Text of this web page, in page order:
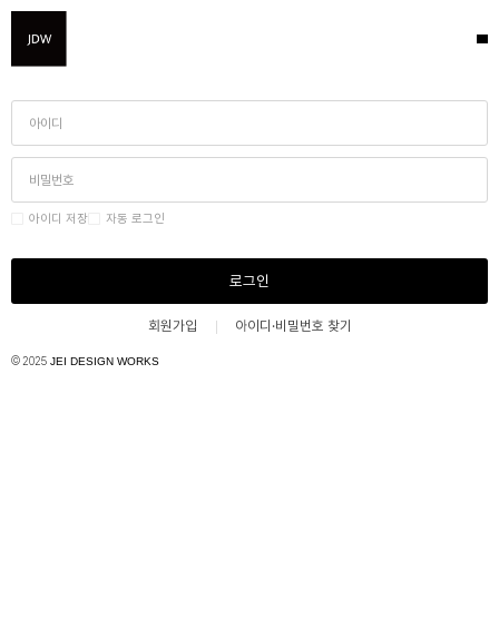
아이디 저장 자동 로그인
로그인
회원가입 아이디·비밀번호 찾기
© 2025 JEI DESIGN WORKS